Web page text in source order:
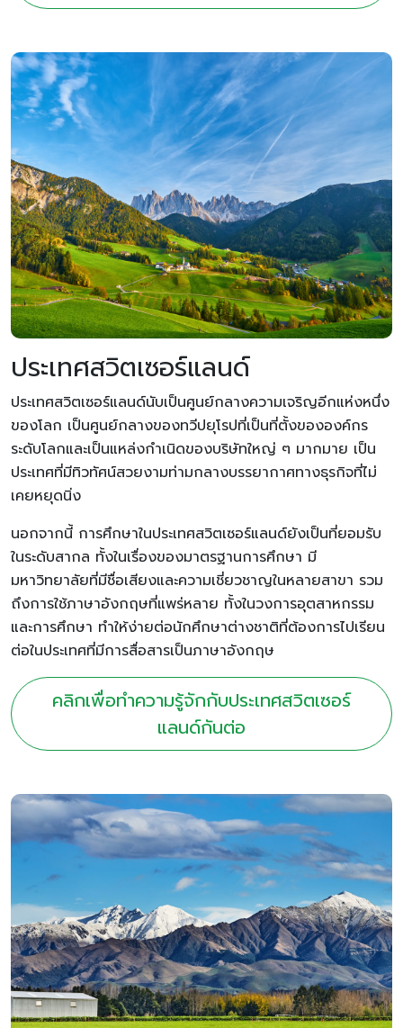
ประเทศสวิตเซอร์แลนด์
ประเทศสวิตเซอร์แลนด์นับเป็นศูนย์กลางความเจริญอีกแห่งหนึ่ง
ของโลก เป็นศูนย์กลางของทวีปยุโรปที่เป็นที่ตั้งขององค์กร
ระดับโลกและเป็นแหล่งกำเนิดของบริษัทใหญ่ ๆ มากมาย เป็น
ประเทศที่มีทิวทัศน์สวยงามท่ามกลางบรรยากาศทางธุรกิจที่ไม่
เคยหยุดนิ่ง
นอกจากนี้ การศึกษาในประเทศสวิตเซอร์แลนด์ยังเป็นที่ยอมรับ
ในระดับสากล ทั้งในเรื่องของมาตรฐานการศึกษา มี
มหาวิทยาลัยที่มีชื่อเสียงและความเชี่ยวชาญในหลายสาขา รวม
ถึงการใช้ภาษาอังกฤษที่แพร่หลาย ทั้งในวงการอุตสาหกรรม
และการศึกษา ทำให้ง่ายต่อนักศึกษาต่างชาติที่ต้องการไปเรียน
ต่อในประเทศที่มีการสื่อสารเป็นภาษาอังกฤษ
คลิกเพื่อทำความรู้จักกับประเทศสวิตเซอร์
แลนด์กันต่อ